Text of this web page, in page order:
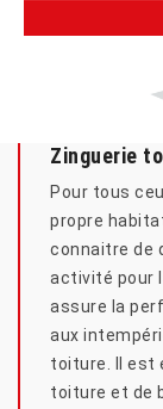
Zinguerie
Pour tous
propre
connaitre de
activité pour
assure la
aux
toiture. Il est
toiture et de